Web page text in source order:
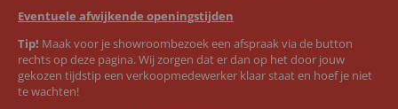
Eventuele afwijkende openingstijden
Tip! Maak voor je showroombezoek een afspraak via de button
rechts op deze pagina. Wij zorgen dat er dan op het door jouw
gekozen tijdstip een verkoopmedewerker klaar staat en hoef je niet
te wachten!